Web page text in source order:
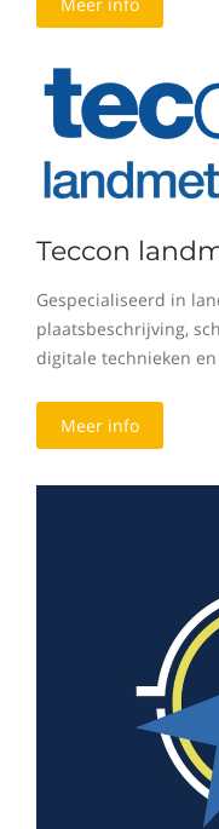
Teccon
Gespecialiseerd in
plaatsbeschrijving,
digitale technieken
Meer info